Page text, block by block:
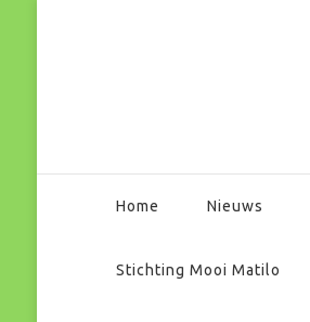
Home Nieuws
Stichting Mooi Matilo